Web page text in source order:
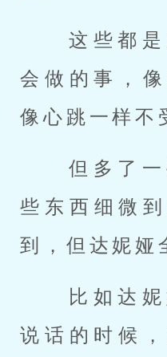
会做的事，
像心跳一样不
些东西细微到
到，但达妮娅
说话的时候